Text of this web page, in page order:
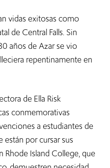
vidas exitosas como
de Central Falls. Sin
años de Azar se vio
repentinamente en
de Ella Risk
conmemorativas
a estudiantes de
están por cursar sus
Rhode Island College, que